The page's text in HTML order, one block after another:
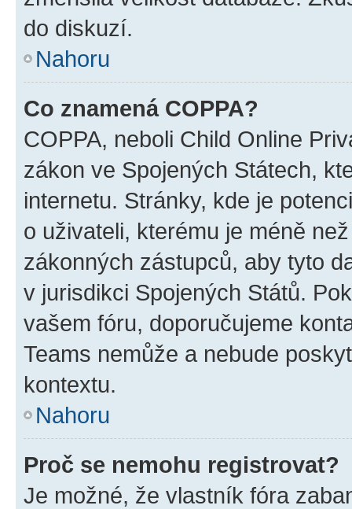
do diskuzí.
Nahoru
Co znamená COPPA?
COPPA, neboli Child Online
zákon ve Spojených Státech,
internetu. Stránky, kde je
o uživateli, kterému je méně
zákonných zástupců, aby tyto
v jurisdikci Spojených Států.
vašem fóru, doporučujeme
Teams nemůže a nebude
kontextu.
Nahoru
Proč se nemohu registrovat?
Je možné, že vlastník fóra